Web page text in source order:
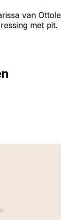
van
met pit.